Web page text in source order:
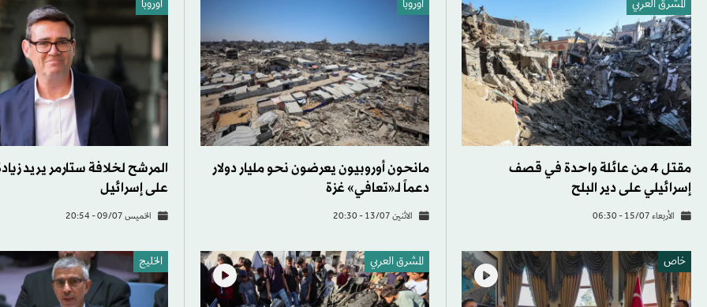
المشرق العربي
مقتل 4 من عائلة واحدة في قصف
إسرائيلي على دير البلح
الأربعاء 15/07 - 06:30
أوروبا
مانحون أوروبيون يعرضون نحو مليار دولار
دعماً لـ«تعافي» غزة
الاثنين 13/07 - 20:30
أوروبا
المرشح لخلافة ستارمر يريد
على إسرائيل
الخميس 09/07 - 20:54
خاص المشرق العربي الخليج